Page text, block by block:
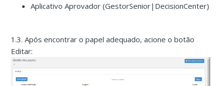
Aplicativo Aprovador (GestorSenior|DecisionCenter)
1.3. Após encontrar o papel adequado, acione o botão
Editar: